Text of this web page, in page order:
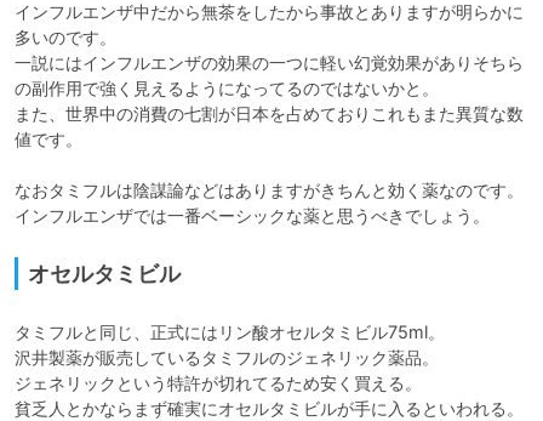
インフルエンザ中だから無茶をしたから事故とありますが明らかに
多いのです。
一説にはインフルエンザの効果の一つに軽い幻覚効果がありそちら
の副作用で強く見えるようになってるのではないかと。
また、世界中の消費の七割が日本を占めておりこれもまた異質な数
値です。
なおタミフルは陰謀論などはありますがきちんと効く薬なのです。
オセルタミビル
タミフルと同じ、正式にはリン酸オセルタミビル75ml。
沢井製薬が販売しているタミフルのジェネリック薬品。
ジェネリックという特許が切れてるため安く買える。
貧乏人とかならまず確実にオセルタミビルが手に入るといわれる。